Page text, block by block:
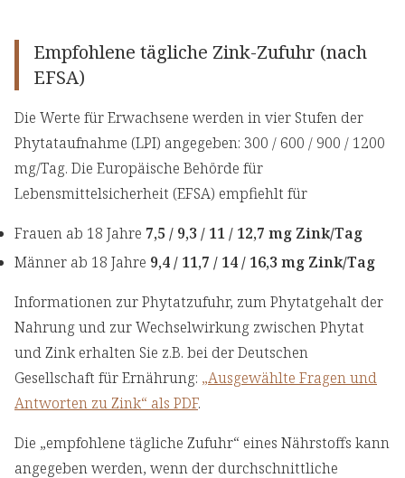
Empfohlene tägliche Zink-Zufuhr (nach
EFSA)
Die Werte für Erwachsene werden in vier Stufen der
Phytataufnahme (LPI) angegeben: 300 / 600 / 900 / 1200
mg/Tag. Die Europäische Behörde für
Lebensmittelsicherheit (EFSA) empfiehlt für
Frauen ab 18 Jahre 7,5 / 9,3 / 11 / 12,7 mg Zink/Tag
Männer ab 18 Jahre 9,4 / 11,7 / 14 / 16,3 mg Zink/Tag
Informationen zur Phytatzufuhr, zum Phytatgehalt der
Nahrung und zur Wechselwirkung zwischen Phytat
und Zink erhalten Sie z.B. bei der Deutschen
Gesellschaft für Ernährung: „Ausgewählte Fragen und
Antworten zu Zink“ als PDF.
Die „empfohlene tägliche Zufuhr“ eines Nährstoffs kann
angegeben werden, wenn der durchschnittliche